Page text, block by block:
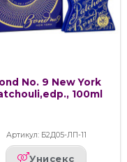
No. 9 New York
100ml
Артикул: Б2Д05-ЛП-11
Унисекс